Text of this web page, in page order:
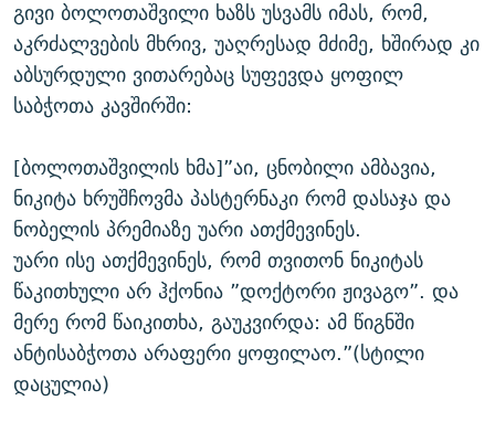
გივი ბოლოთაშვილი ხაზს უსვამს იმას, რომ,
აკრძალვების მხრივ, უაღრესად მძიმე, ხშირად კი
აბსურდული ვითარებაც სუფევდა ყოფილ
საბჭოთა კავშირში:
[ბოლოთაშვილის ხმა]”აი, ცნობილი ამბავია,
ნიკიტა ხრუშჩოვმა პასტერნაკი რომ დასაჯა და
ნობელის პრემიაზე უარი ათქმევინეს.
უარი ისე ათქმევინეს, რომ თვითონ ნიკიტას
წაკითხული არ ჰქონია ”დოქტორი ჟივაგო”. და
მერე რომ წაიკითხა, გაუკვირდა: ამ წიგნში
ანტისაბჭოთა არაფერი ყოფილაო.”(სტილი
დაცულია)